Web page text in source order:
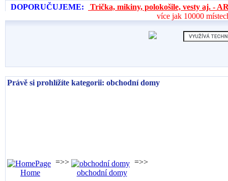
DOPORUČUJEME:
Trička, mikiny, polokošile, vesty aj. -
více jak 10000
Právě si prohlížíte kategorii: obchodní domy
Home
=>>
obchodní domy
=>>